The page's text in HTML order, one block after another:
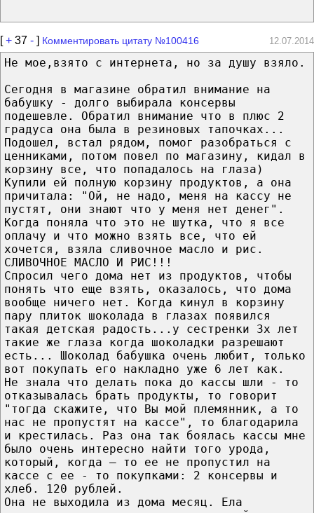
[+ 37 - ] Комментировать цитату №100416 12.07.2014
Не мое,взято с интернета, но за душу взяло.
Сегодня в магазине обратил внимание на
бабушку - долго выбирала консервы
подешевле. Обратил внимание что в плюс 2
градуса она была в резиновых тапочках...
Подошел, встал рядом, помог разобраться с
ценниками, потом повел по магазину, кидал в
корзину все, что попадалось на глаза)
Купили ей полную корзину продуктов, а она
причитала: "Ой, не надо, меня на кассу не
пустят, они знают что у меня нет денег".
Когда поняла что это не шутка, что я все
оплачу и что можно взять все, что ей
хочется, взяла сливочное масло и рис.
СЛИВОЧНОЕ МАСЛО И РИС!!!
Спросил чего дома нет из продуктов, чтобы
понять что еще взять, оказалось, что дома
вообще ничего нет. Когда кинул в корзину
пару плиток шоколада в глазах появился
такая детская радость...у сестренки 3х лет
такие же глаза когда шоколадки разрешают
есть... Шоколад бабушка очень любит, только
вот покупать его накладно уже 6 лет как.
Не знала что делать пока до кассы шли - то
отказывалась брать продукты, то говорит
"тогда скажите, что Вы мой племянник, а то
нас не пропустят на кассе", то благодарила
и крестилась. Раз она так боялась кассы мне
было очень интересно найти того урода,
который, когда – то ее не пропустил на
кассе с ее - то покупками: 2 консервы и
хлеб. 120 рублей.
Она не выходила из дома месяц. Ела